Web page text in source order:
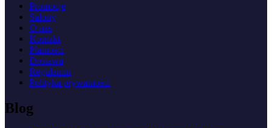
Promocje
Salony
O nas
Kontakt
Płatności
Dostawa
Regulamin
Polityka prywatności
Blog